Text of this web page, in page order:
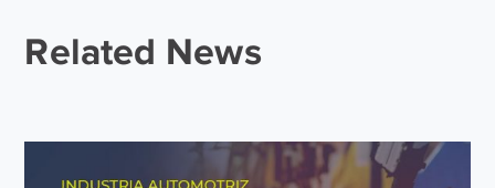
Related News